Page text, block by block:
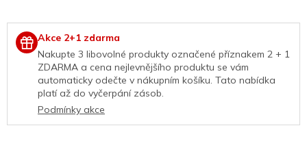
Akce 2+1 zdarma
Nakupte 3 libovolné produkty označené příznakem 2 + 1
ZDARMA a cena nejlevnějšího produktu se vám
automaticky odečte v nákupním košíku. Tato nabídka
platí až do vyčerpání zásob.
Podmínky akce